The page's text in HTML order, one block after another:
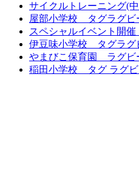
サイクルトレーニング(
屋部小学校 タグラグビ
スペシャルイベント開催
伊豆味小学校 タグラグ
やまびこ保育園 ラグビ
稲田小学校 タグ ラグビ